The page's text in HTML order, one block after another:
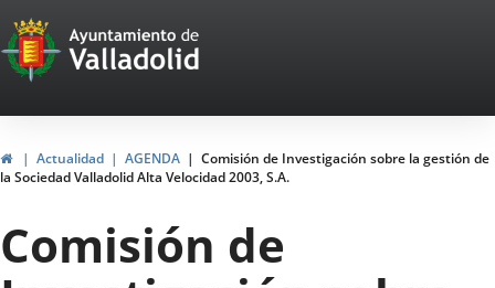
Portal
Web
del
Ayuntamiento
de
Valladolid
InicioActualidad AGENDA
Comisión de Investigación sobre la gestión de
la Sociedad Valladolid Alta Velocidad 2003, S.A.
Comisión de